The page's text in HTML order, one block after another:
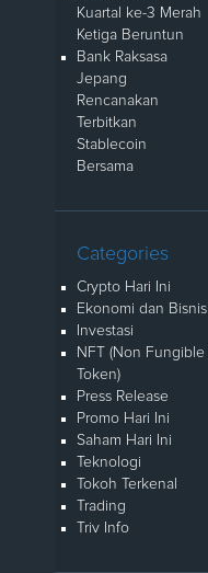
Kuartal ke-3 Merah
Ketiga Beruntun
Bank Raksasa
Jepang
Rencanakan
Terbitkan
Stablecoin
Bersama
Categories
Crypto Hari Ini
Ekonomi dan Bisnis
Investasi
NFT (Non Fungible
Token)
Press Release
Promo Hari Ini
Saham Hari Ini
Teknologi
Tokoh Terkenal
Trading
Triv Info